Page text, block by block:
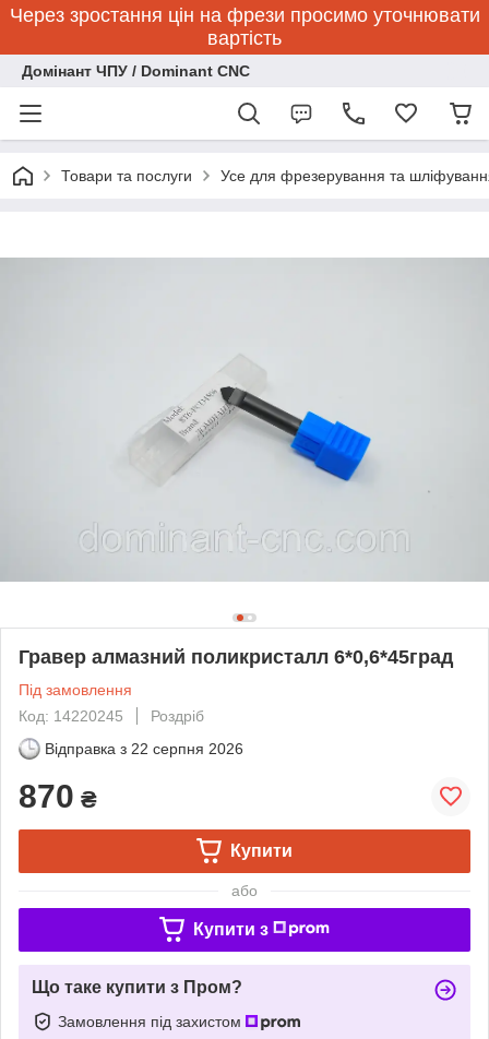
Через зростання цін на фрези просимо уточнювати
вартість
Домінант ЧПУ / Dominant CNC
Товари та послуги Усе для фрезерування та
Гравер алмазний поликристалл 6*0,6*45град
Під замовлення
Код: 14220245
Роздріб
Відправка з 22 серпня 2026
870 ₴
Купити
або
Купити з
Що таке купити з Пром?
Замовлення під захистом